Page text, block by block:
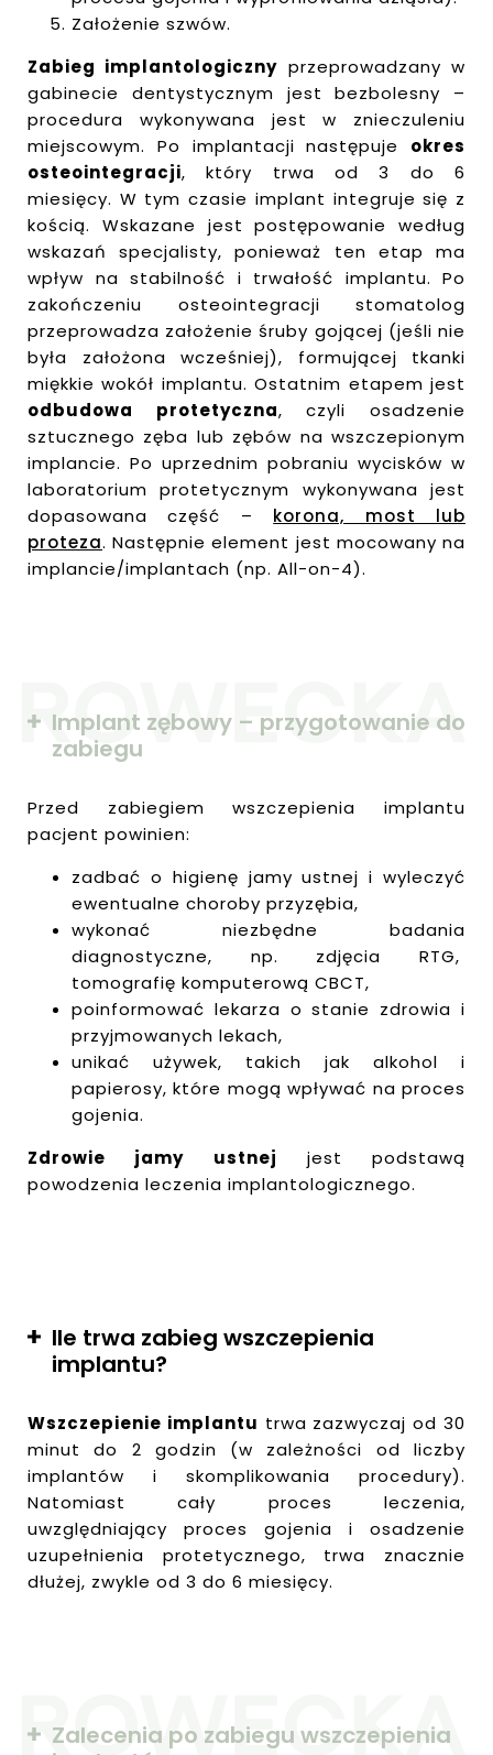
Założenie szwów.
Zabieg implantologiczny przeprowadzany w
gabinecie dentystycznym jest bezbolesny –
procedura wykonywana jest w znieczuleniu
miejscowym. Po implantacji następuje okres
osteointegracji, który trwa od 3 do 6
miesięcy. W tym czasie implant integruje się z
kością. Wskazane jest postępowanie według
wskazań specjalisty, ponieważ ten etap ma
wpływ na stabilność i trwałość implantu. Po
zakończeniu osteointegracji stomatolog
przeprowadza założenie śruby gojącej (jeśli nie
była założona wcześniej), formującej tkanki
miękkie wokół implantu. Ostatnim etapem jest
odbudowa protetyczna, czyli osadzenie
sztucznego zęba lub zębów na wszczepionym
implancie. Po uprzednim pobraniu wycisków w
laboratorium protetycznym wykonywana jest
dopasowana część – korona, most lub
proteza. Następnie element jest mocowany na
implancie/implantach (np. All-on-4).
Implant zębowy – przygotowanie do
zabiegu
Przed zabiegiem wszczepienia implantu
pacjent powinien:
zadbać o higienę jamy ustnej i wyleczyć
ewentualne choroby przyzębia,
wykonać niezbędne badania
diagnostyczne, np. zdjęcia RTG,
tomografię komputerową CBCT,
poinformować lekarza o stanie zdrowia i
przyjmowanych lekach,
unikać używek, takich jak alkohol i
papierosy, które mogą wpływać na proces
gojenia.
Zdrowie jamy ustnej jest podstawą
powodzenia leczenia implantologicznego.
Ile trwa zabieg wszczepienia
implantu?
Wszczepienie implantu trwa zazwyczaj od 30
minut do 2 godzin (w zależności od liczby
implantów i skomplikowania procedury).
Natomiast cały proces leczenia,
uwzględniający proces gojenia i osadzenie
uzupełnienia protetycznego, trwa znacznie
dłużej, zwykle od 3 do 6 miesięcy.
Zalecenia po zabiegu wszczepienia